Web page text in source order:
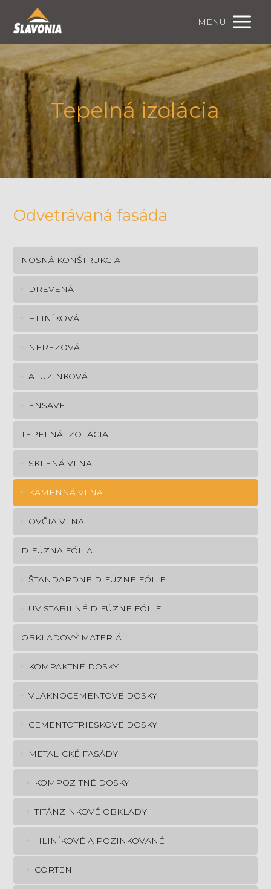
MENU
Tepelná izolácia
Odvetrávaná fasáda
NOSNÁ KONŠTRUKCIA
DREVENÁ
HLINÍKOVÁ
NEREZOVÁ
ALUZINKOVÁ
ENSAVE
TEPELNÁ IZOLÁCIA
SKLENÁ VLNA
KAMENNÁ VLNA
OVČIA VLNA
DIFÚZNA FÓLIA
ŠTANDARDNÉ DIFÚZNE FÓLIE
UV STABILNÉ DIFÚZNE FÓLIE
OBKLADOVÝ MATERIÁL
KOMPAKTNÉ DOSKY
VLÁKNOCEMENTOVÉ DOSKY
CEMENTOTRIESKOVÉ DOSKY
METALICKÉ FASÁDY
KOMPOZITNÉ DOSKY
TITÁNZINKOVÉ OBKLADY
HLINÍKOVÉ A POZINKOVANÉ
CORTEN